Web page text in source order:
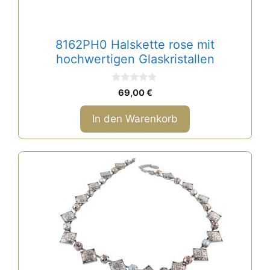
8162PH0 Halskette rose mit
hochwertigen Glaskristallen
o
n
5
69,00€
In den Warenkorb